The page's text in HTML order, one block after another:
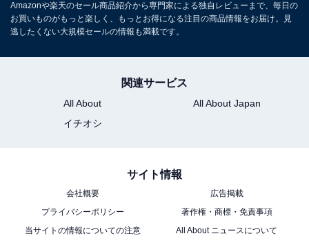
※掲載されている情報は記事公開時のものです。あらか
じめご了承ください。
また、記事中の宿泊プランを予約すると、売上の一部が
オールアバウトに還元されることがあります。
こちらもおすすめ
が自慢の宿
Amazonや楽天のセール商品紹介から専門家による独自レビューまで、毎日の
お買いものがもっと楽しく、もっとお得になる注目の商品情報をお届け。見
逃したくない大規模セールの情報も満載です。
関連サービス
All About
All About Japan
イチオシ
サイト情報
会社概要
広告掲載
プライバシーポリシー
著作権・商標・免責事項
当サイトの情報についての注意
All About ニュースについて